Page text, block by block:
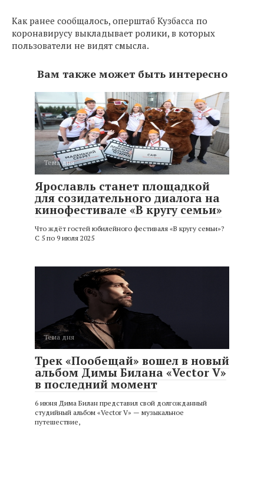
Как ранее сообщалось, оперштаб Кузбасса по
коронавирусу выкладывает ролики, в которых
пользователи не видят смысла.
Вам также может быть интересно
Тема дня
Ярославль станет площадкой
для созидательного диалога на
кинофестивале «В кругу семьи»
Что ждёт гостей юбилейного фестиваля «В кругу семьи»?
С 5 по 9 июля 2025
Тема дня
Трек «Пообещай» вошел в новый
альбом Димы Билана «Vector V»
в последний момент
6 июня Дима Билан представил свой долгожданный
студийный альбом «Vector V» — музыкальное
путешествие,